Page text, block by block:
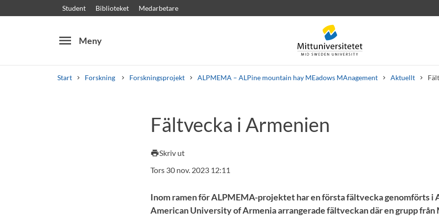
Student Biblioteket Medarbetare
menu Meny
Start Forskning Forskningsprojekt ALPMEMA – ALPine mountain hay MEadows MAnagement Aktuellt
Kursplaner Välkomstbrev Personal Lediga jobb
Fältvecka i Armenien
printSkriv ut
Tors 30 nov. 2023 12:11
Inom ramen för ALPMEMA-projektet har en första fältvecka genomförts i
American University of Armenia arrangerade fältveckan där en grupp